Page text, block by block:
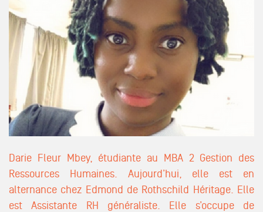
Darie Fleur Mbey, étudiante au MBA 2 Gestion des
Ressources Humaines. Aujourd’hui, elle est en
alternance chez Edmond de Rothschild Héritage. Elle
est Assistante RH généraliste. Elle s’occupe de